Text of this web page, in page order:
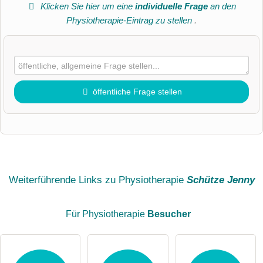
Klicken Sie hier um eineindividuelle Frage an den
Physiotherapie-Eintrag zu stellen .
öffentliche Frage stellen
E-Mail-Adresse (wird nicht veröffentlicht)
Weiterführende Links zu Physiotherapie Schütze Jenny
Für Physiotherapie Besucher